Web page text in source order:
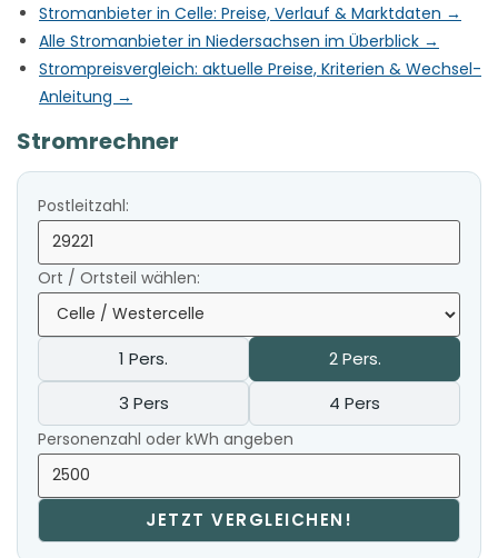
Stromanbieter in Celle: Preise, Verlauf & Marktdaten →
Alle Stromanbieter in Niedersachsen im Überblick →
Strompreisvergleich: aktuelle Preise, Kriterien & Wechsel-
Anleitung →
Stromrechner
Postleitzahl:
Ort / Ortsteil wählen:
1 Pers.
2 Pers.
3 Pers
4 Pers
Personenzahl oder kWh angeben
JETZT VERGLEICHEN!